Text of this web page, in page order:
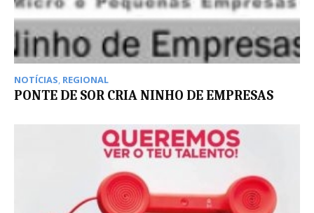
NOTÍCIAS, REGIONAL
PONTE DE SOR CRIA NINHO DE EMPRESAS